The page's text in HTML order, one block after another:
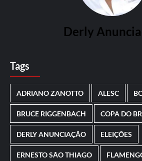
Derly
Tags
ADRIANO ZANOTTO ALESC
BRUCE RIGGENBACH COPA DO
DERLY ANUNCIAÇÃO ELEIÇÕES
ERNESTO SÃO THIAGO